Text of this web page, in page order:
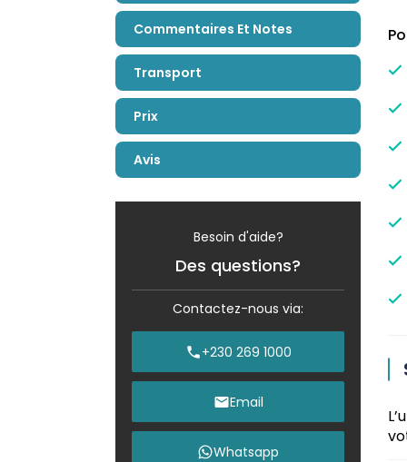
Commentaires Et Notes
Transport
Prix
Avis
Besoin d'aide?
Des questions?
Contactez-nous via:
+230 269 1000
Email
Whatsapp